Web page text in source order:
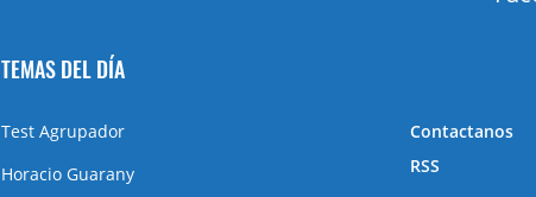
TEMAS DEL DÍA
Test Agrupador
Horacio Guarany
Contactanos
RSS